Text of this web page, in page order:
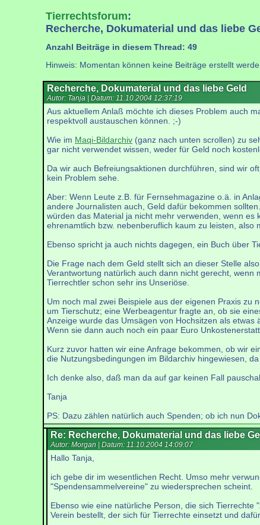
Tierrechtsforum:
Recherche, Dokumaterial und das liebe
Anzahl Beiträge in diesem Thread: 49
Hinweis: Momentan können keine Beiträge erstellt
Recherche, Dokumaterial und das liebe Geld
Autor: Tanja | Datum: 11.10.2004 12:37:19
Aus aktuellem Anlaß möchte ich dieses Problem auch
respektvoll austauschen können. ;-)
Wie im Maqi-Bildarchiv (ganz nach unten scrollen) zu
gar nicht verwendet wissen, weder für Geld noch
Da wir auch Befreiungsaktionen durchführen, sind wir
kein Problem sehe.
Aber: Wenn Leute z.B. für Fernsehmagazine o.ä. in
andere Journalisten auch, Geld dafür bekommen
würden das Material ja nicht mehr verwenden, wenn
ehrenamtlich bzw. nebenberuflich kaum zu leisten, also
Ebenso spricht ja auch nichts dagegen, ein Buch über
Die Frage nach dem Geld stellt sich an dieser Stelle
Verantwortung natürlich auch dann nicht gerecht,
Tierrechtler schon sehr ins Unseriöse.
Um noch mal zwei Beispiele aus der eigenen Praxis zu
um Tierschutz; eine Werbeagentur fragte an, ob sie
Anzeige wurde das Umsägen von Hochsitzen als
Wenn sie dann auch noch ein paar Euro
Kurz zuvor hatten wir eine Anfrage bekommen, ob wir
die Nutzungsbedingungen im Bildarchiv hingewiesen,
Ich denke also, daß man da auf gar keinen Fall
Tanja
PS: Dazu zählen natürlich auch Spenden; ob ich nun
Re: Recherche, Dokumaterial und das liebe
Autor: Morgan | Datum: 11.10.2004 14:09:07
Hallo Tanja,
ich gebe dir im wesentlichen Recht. Umso mehr
"Spendensammelvereine" zu wiedersprechen scheint.
Ebenso wie eine natürliche Person, die sich
Verein bestellt, der sich für Tierrechte einsetzt und